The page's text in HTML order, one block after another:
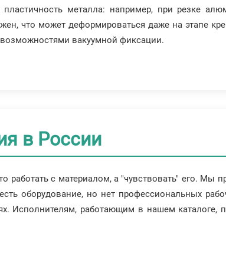
металла: например, при резке
что может деформироваться даже на этапе
вакуумной фиксации.
в России
работать с материалом, а "чувствовать" его. Мы
оборудование, но нет профессиональных
Исполнителям, работающим в нашем каталоге,